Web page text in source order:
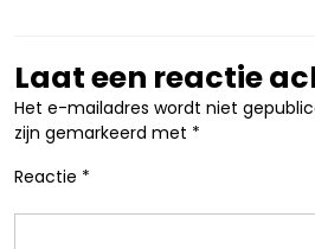
Laat een reactie
Het e-mailadres wordt niet
zijn gemarkeerd met *
Reactie *